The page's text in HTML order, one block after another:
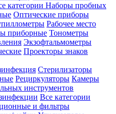
категории Наборы пробных
Оптические приборы
Рабочее место
приборные Тонометры
Экзофтальмометры
Проекторы знаков
Стерилизаторы
Рециркуляторы Камеры
инструментов
Все категории
и фильтры